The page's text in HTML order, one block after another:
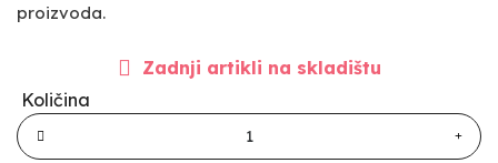
proizvoda.
Zadnji artikli na skladištu
Količina